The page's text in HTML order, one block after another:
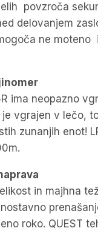
povzroča
delovanjem
ne moteno
ima neopazno
je vgrajen v lečo,
zunanjih enot!
in majhna
roko. QUEST